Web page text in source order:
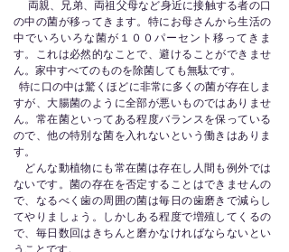
両親、兄弟、両祖父母など身近に接触する者の口
の中の菌が移ってきます。特にお母さんから生活の
中でいろいろな菌が１００パーセント移ってきま
す。これは必然的なことで、避けることができませ
ん。家中すべてのものを除菌しても無駄です。
特に口の中は驚くほどに非常に多くの菌が存在しま
すが、大腸菌のように全部が悪いものではありませ
ん。常在菌といってある程度バランスを保っている
ので、他の特別な菌を入れないという働きはありま
す。
どんな動植物にも常在菌は存在し人間も例外では
ないです。菌の存在を否定することはできませんの
で、なるべく歯の周囲の菌は毎日の歯磨きで減らし
てやりましょう。しかしある程度で増殖してくるの
で、毎日数回はきちんと磨かなければならないとい
うことです。